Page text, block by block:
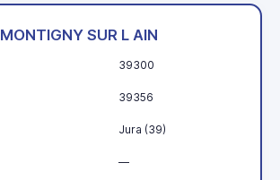
MONTIGNY SUR L AIN
39300
39356
Jura (39)
—